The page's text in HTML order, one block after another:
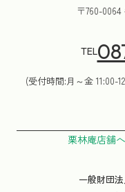
〒760-
TEL
(受付時間:月～金 11:00-
栗林庵店舗
一般財団